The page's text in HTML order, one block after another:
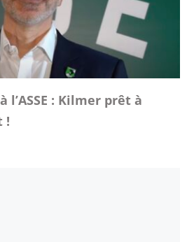
l’ASSE : Kilmer prêt à
!